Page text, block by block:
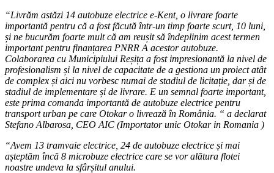
“Livrăm astăzi 14 autobuze electrice e-Kent, o livrare foarte
importantă pentru că a fost făcută într-un timp foarte scurt, 10 luni,
și ne bucurăm foarte mult că am reușit să îndeplinim acest termen
important pentru finanțarea PNRR A acestor autobuze.
Colaborarea cu Municipiului Reșița a fost impresionantă la nivel de
profesionalism și la nivel de capacitate de a gestiona un proiect atât
de complex și aici nu vorbesc numai de stadiul de licitație, dar și de
stadiul de implementare și de livrare. E un semnal foarte important,
este prima comanda importantă de autobuze electrice pentru
transport urban pe care Otokar o livrează în România. “ a declarat
Stefano Albarosa, CEO AIC (Importator unic Otokar in Romania )
“Avem 13 tramvaie electrice, 24 de autobuze electrice și mai
așteptăm încă 8 microbuze electrice care se vor alătura flotei
noastre undeva la sfârșitul anului.